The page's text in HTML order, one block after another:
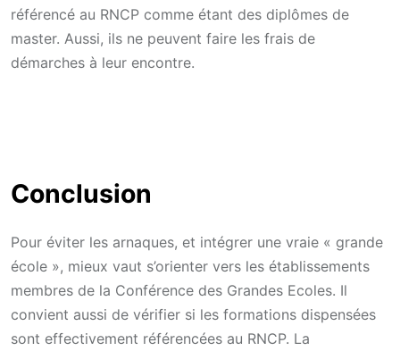
référencé au RNCP comme étant des diplômes de
master. Aussi, ils ne peuvent faire les frais de
démarches à leur encontre.
Conclusion
Pour éviter les arnaques, et intégrer une vraie « grande
école », mieux vaut s’orienter vers les établissements
membres de la Conférence des Grandes Ecoles. Il
convient aussi de vérifier si les formations dispensées
sont effectivement référencées au RNCP. La